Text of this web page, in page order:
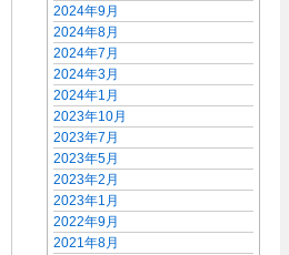
2024年9月
2024年8月
2024年7月
2024年3月
2024年1月
2023年10月
2023年7月
2023年5月
2023年2月
2023年1月
2022年9月
2021年8月